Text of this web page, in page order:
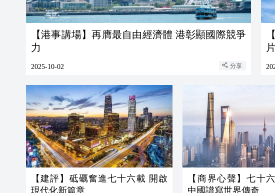
【港事講場】再膺最自由經濟體 港彰顯國際競爭
力
2025-10-02 分享
【建評】砥礪奮進七十六載 開啟
現代化新篇章
【商界心聲】七十
中國譜寫世界傳奇